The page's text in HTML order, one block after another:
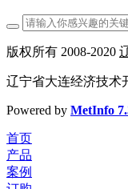
版权所有 2008-2020
辽宁省大连经济技术
Powered by MetInfo
首页
产品
案例